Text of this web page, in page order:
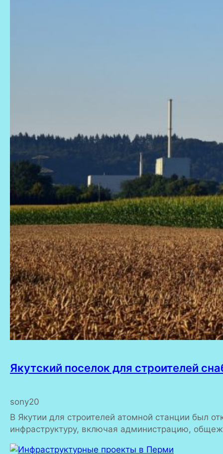
Якутский поселок для строителей
sony20
В Якутии для строителей атомной станции был
инфраструктуру, включая администрацию,